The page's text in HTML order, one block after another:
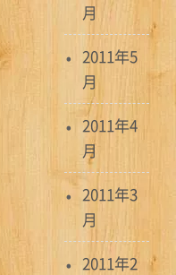
月
2011年5
月
2011年4
月
2011年3
月
2011年2